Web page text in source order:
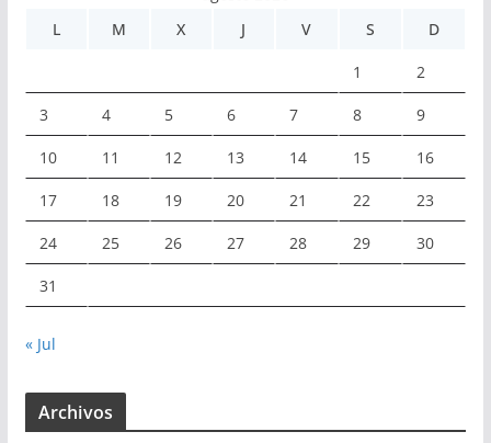
L
M X J V S D
1 2
3 4 5 6 7 8 9
10 11 12 13 14 15 16
17 18 19 20 21 22 23
24 25 26 27 28 29 30
31
« Jul
Archivos